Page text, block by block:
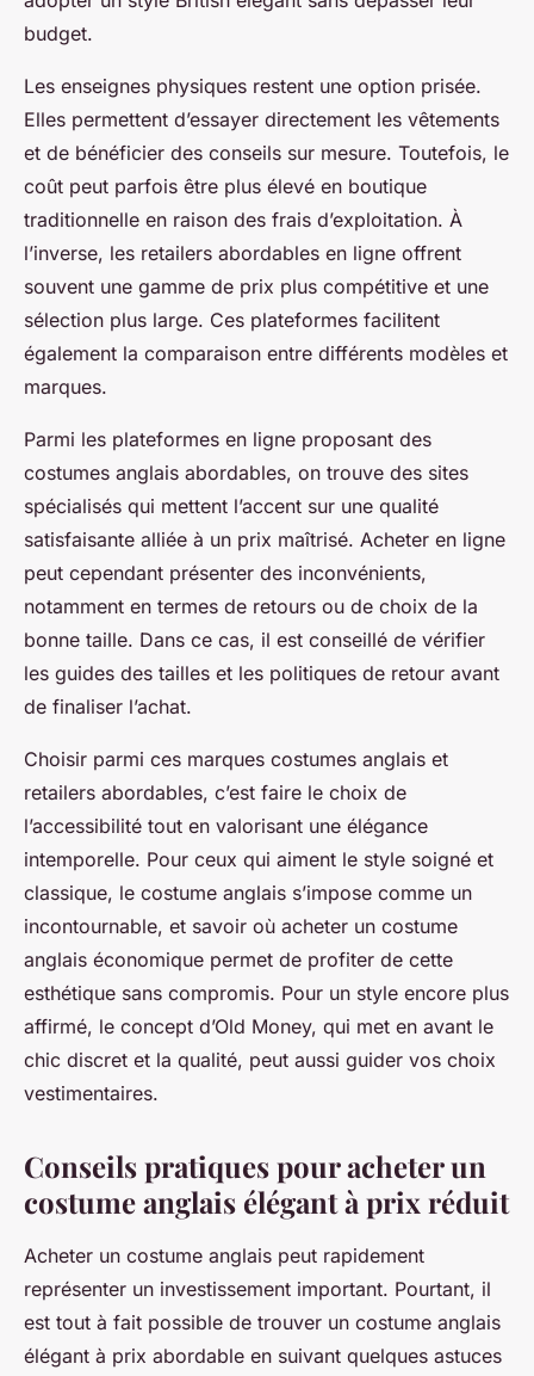
budget.
Les enseignes physiques restent une option prisée.
Elles permettent d’essayer directement les vêtements
et de bénéficier des conseils sur mesure. Toutefois, le
coût peut parfois être plus élevé en boutique
traditionnelle en raison des frais d’exploitation. À
l’inverse, les retailers abordables en ligne offrent
souvent une gamme de prix plus compétitive et une
sélection plus large. Ces plateformes facilitent
également la comparaison entre différents modèles et
marques.
Parmi les plateformes en ligne proposant des
costumes anglais abordables, on trouve des sites
spécialisés qui mettent l’accent sur une qualité
satisfaisante alliée à un prix maîtrisé. Acheter en ligne
peut cependant présenter des inconvénients,
notamment en termes de retours ou de choix de la
bonne taille. Dans ce cas, il est conseillé de vérifier
les guides des tailles et les politiques de retour avant
de finaliser l’achat.
Choisir parmi ces marques costumes anglais et
retailers abordables, c’est faire le choix de
l’accessibilité tout en valorisant une élégance
intemporelle. Pour ceux qui aiment le style soigné et
classique, le costume anglais s’impose comme un
incontournable, et savoir où acheter un costume
anglais économique permet de profiter de cette
esthétique sans compromis. Pour un style encore plus
affirmé, le concept d’Old Money, qui met en avant le
chic discret et la qualité, peut aussi guider vos choix
vestimentaires.
Conseils pratiques pour acheter un
costume anglais élégant à prix réduit
Acheter un costume anglais peut rapidement
représenter un investissement important. Pourtant, il
est tout à fait possible de trouver un costume anglais
élégant à prix abordable en suivant quelques astuces